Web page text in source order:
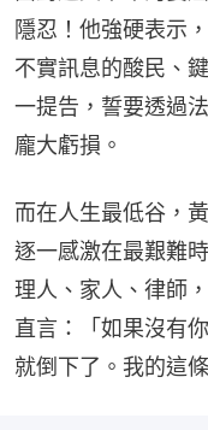
隱忍！他強硬表示
不實訊息的酸民、
一提告，誓要透過
龐大虧損。
而在人生最低谷，
逐一感激在最艱難
理人、家人、律師
直言：「如果沒有
就倒下了。我的這